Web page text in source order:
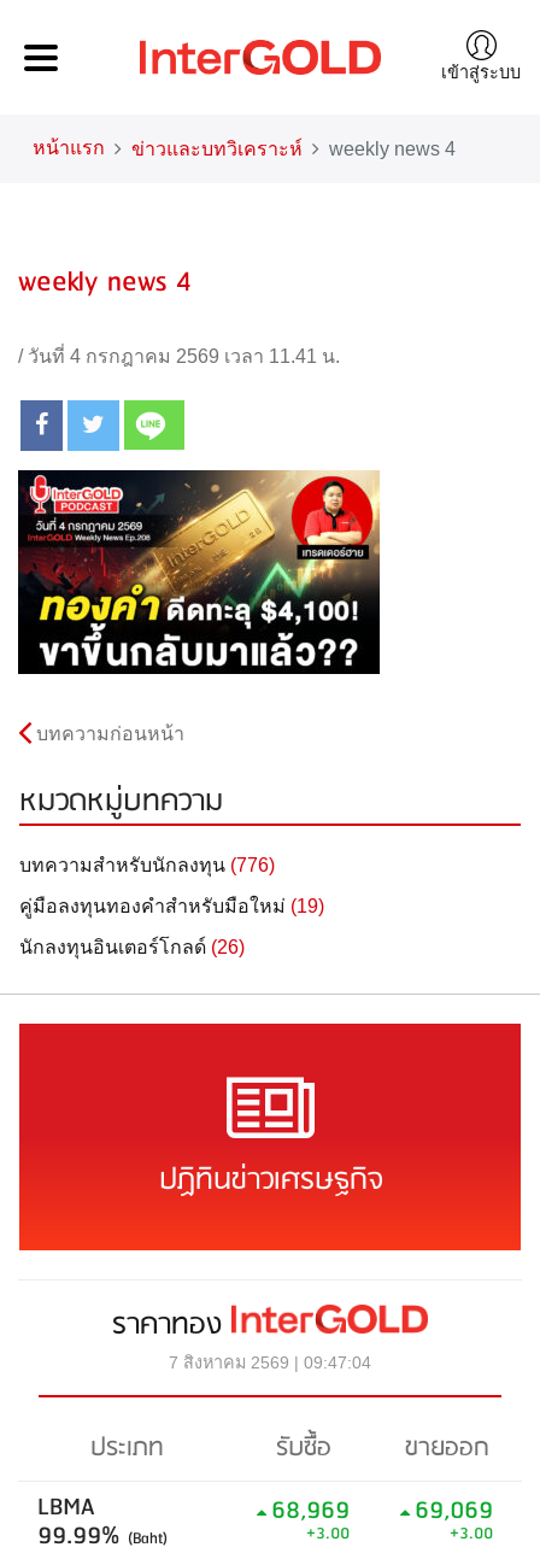
เข้าสู่ระบบ
หน้าแรก ข่าวและบทวิเคราะห์ weekly news 4
weekly news 4
/ วันที่ 4 กรกฎาคม 2569 เวลา 11.41 น.
บทความก่อนหน้า
หมวดหมู่บทความ
บทความสำหรับนักลงทุน (776)
คู่มือลงทุนทองคำสำหรับมือใหม่ (19)
นักลงทุนอินเตอร์โกลด์ (26)
ปฏิทินข่าวเศรษฐกิจ
ราคาทอง
7 สิงหาคม 2569 | 09:47:04
ประเภท รับซื้อ
ขายออก
LBMA
99.99% (Baht)
68,969
+3.00
69,069
+3.00